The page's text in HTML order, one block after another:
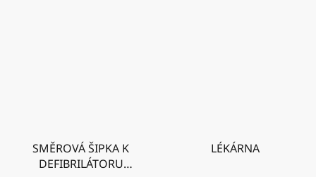
SMĚROVÁ ŠIPKA K
DEFIBRILÁTORU
LÉKÁRNA